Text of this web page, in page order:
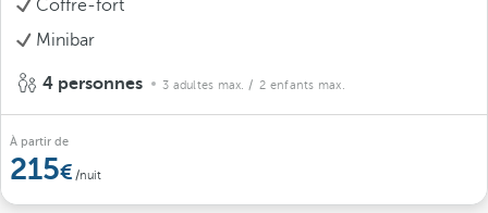
Coffre-fort
Minibar
4 personnes 3 adultes max. / 2 enfants max.
À partir de
215 /nuit